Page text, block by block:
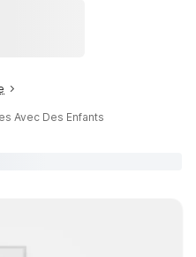
Avec Des Enfants